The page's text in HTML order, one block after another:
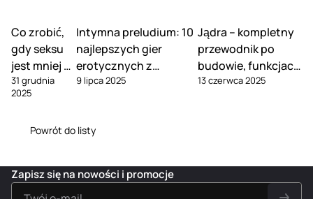
Co zrobić,
gdy seksu
jest mniej w
związku
31 grudnia
2025
Intymna preludium: 10
najlepszych gier
erotycznych z
Kamasutry dla dwojga
9 lipca 2025
Jądra – kompletny
przewodnik po
budowie, funkcjach
i pielęgnacji
13 czerwca 2025
Powrót do listy
Zapisz się na nowości i promocje